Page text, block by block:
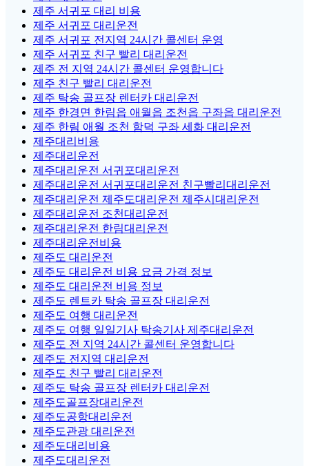
제주 서귀포 대리 비용
제주 서귀포 대리운전
제주 서귀포 전지역 24시간 콜센터 운영
제주 서귀포 친구 빨리 대리운전
제주 전 지역 24시간 콜센터 운영합니다
제주 친구 빨리 대리운전
제주 탁송 골프장 렌터카 대리운전
제주 한경면 한림읍 애월읍 조천읍 구좌읍 대리운전
제주 한림 애월 조천 함덕 구좌 세화 대리운전
제주대리비용
제주대리운전
제주대리운전 서귀포대리운전
제주대리운전 서귀포대리운전 친구빨리대리운전
제주대리운전 제주도대리운전 제주시대리운전
제주대리운전 조천대리운전
제주대리운전 한림대리운전
제주대리운전비용
제주도 대리운전
제주도 대리운전 비용 요금 가격 정보
제주도 대리운전 비용 정보
제주도 렌트카 탁송 골프장 대리운전
제주도 여행 대리운전
제주도 여행 일일기사 탁송기사 제주대리운전
제주도 전 지역 24시간 콜센터 운영합니다
제주도 전지역 대리운전
제주도 친구 빨리 대리운전
제주도 탁송 골프장 렌터카 대리운전
제주도골프장대리운전
제주도공항대리운전
제주도관광 대리운전
제주도대리비용
제주도대리운전